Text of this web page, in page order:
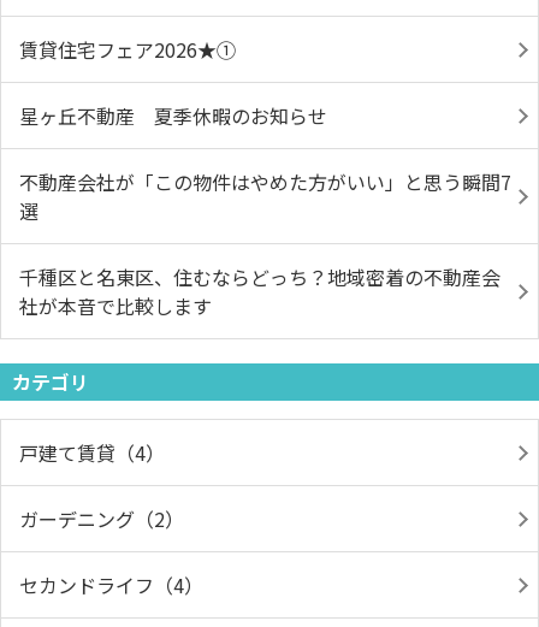
賃貸住宅フェア2026★①
星ヶ丘不動産 夏季休暇のお知らせ
不動産会社が「この物件はやめた方がいい」と思う瞬間7
選
千種区と名東区、住むならどっち？地域密着の不動産会
社が本音で比較します
カテゴリ
戸建て賃貸（4）
ガーデニング（2）
セカンドライフ（4）